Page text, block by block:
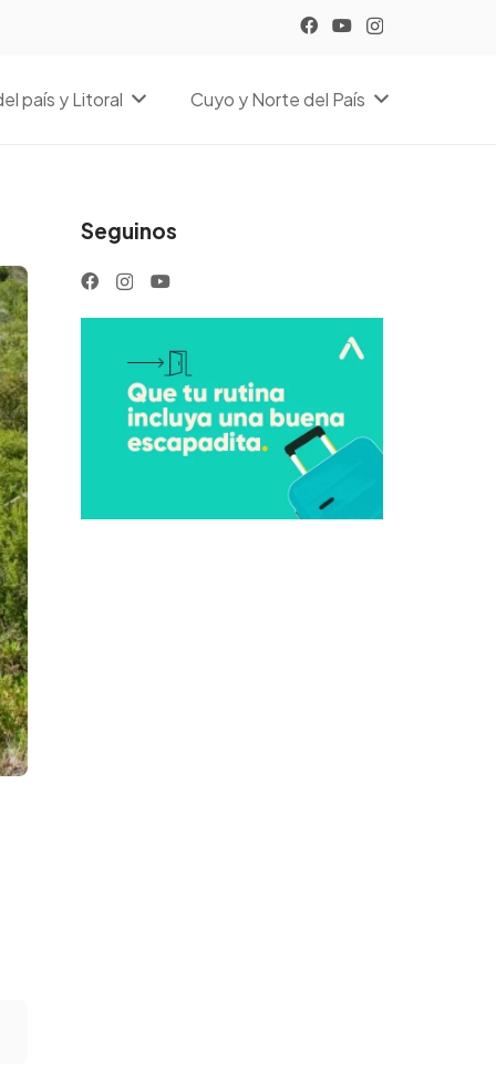
país y Litoral Cuyo y Norte del País
Seguinos